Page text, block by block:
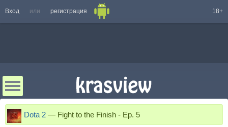
Вход или регистрация 18+
Dota 2 — Fight to the Finish - Ep. 5